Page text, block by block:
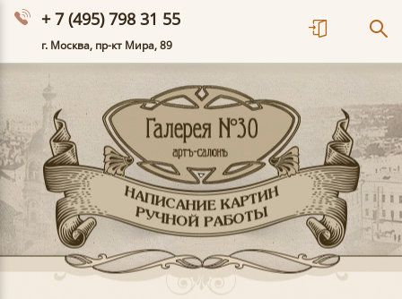
+ 7 (495) 798 31 55
г. Москва, пр-кт Мира, 89